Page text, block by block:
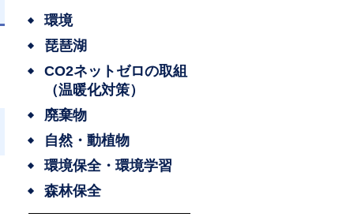
環境
琵琶湖
CO2ネットゼロの取組
（温暖化対策）
廃棄物
自然・動植物
環境保全・環境学習
森林保全